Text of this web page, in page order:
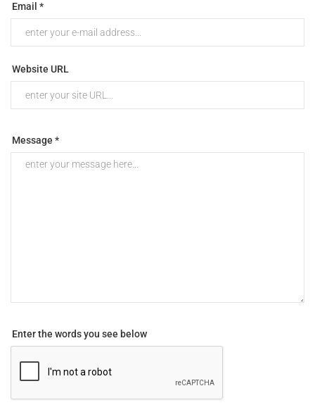
Email *
Website URL
Message *
Enter the words you see below